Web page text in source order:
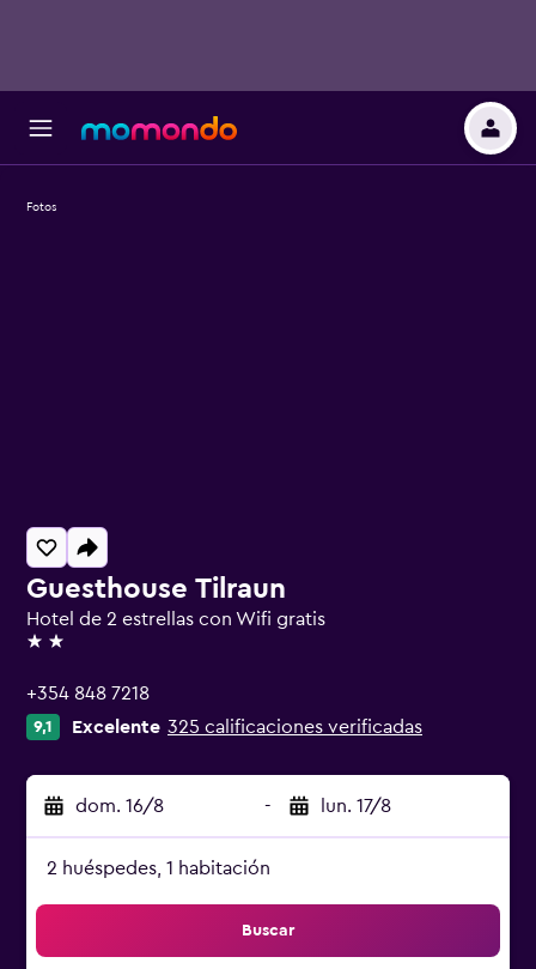
Guesthouse Tilraun
Hotel de 2 estrellas con Wifi gratis
2 estrellas
+354 848 7218
9,1 Excelente 325 calificaciones verificadas
dom. 16/8 - lun. 17/8
2 huéspedes, 1 habitación
Buscar
Fotos